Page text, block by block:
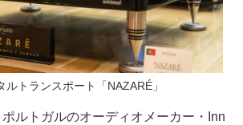
トランスポート「NAZARÉ」
ルトガルのオーディオメーカー・Inn